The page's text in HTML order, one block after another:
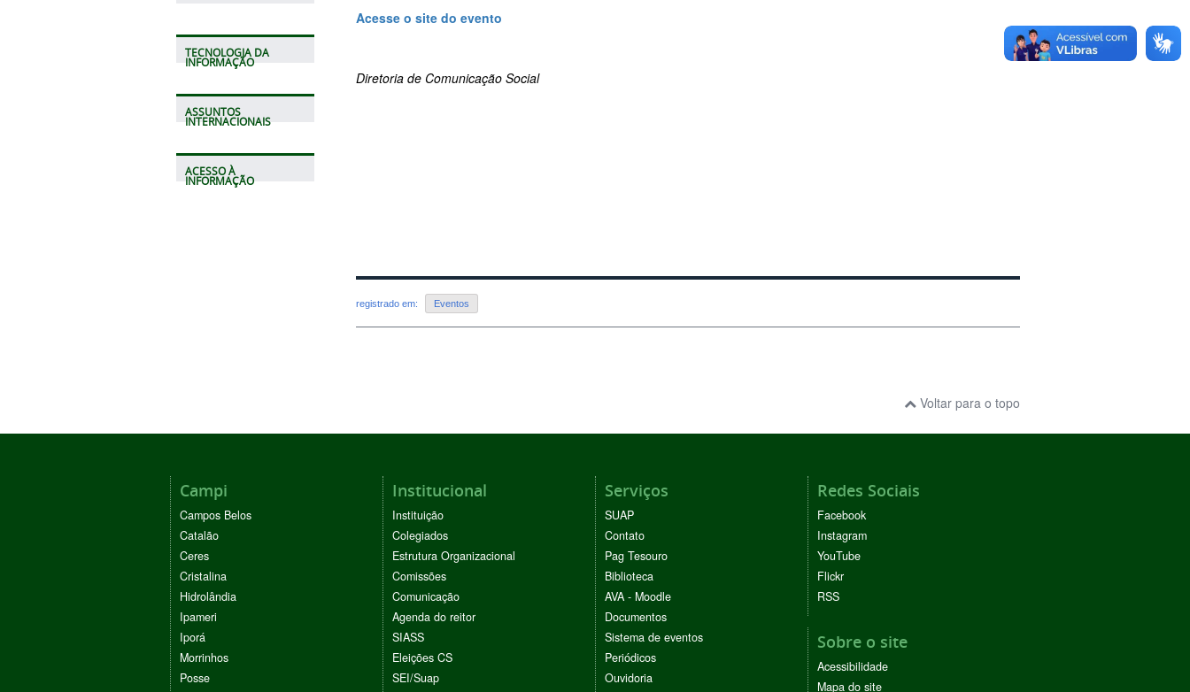
TECNOLOGIA DA
INFORMAÇÃO
ASSUNTOS
INTERNACIONAIS
ACESSO À
INFORMAÇÃO
Acesse o site do evento
Diretoria de Comunicação Social
registrado em: Eventos
Voltar para o topo
Campi
Campos Belos
Catalão
Ceres
Cristalina
Hidrolândia
Ipameri
Iporá
Morrinhos
Posse
Institucional
Instituição
Colegiados
Estrutura Organizacional
Comissões
Comunicação
Agenda do reitor
SIASS
Eleições CS
SEI/Suap
Serviços
SUAP
Contato
Pag Tesouro
Biblioteca
AVA - Moodle
Documentos
Sistema de eventos
Periódicos
Ouvidoria
Redes Sociais
Facebook
Instagram
YouTube
Flickr
RSS
Sobre o site
Acessibilidade
Mapa do site